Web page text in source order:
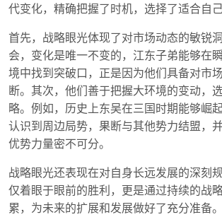
代变化，精确把握了时机，选择了适合自
首先，战略眼光体现了对市场动态的敏锐
会，变化是唯一不变的，江东子弟能够在
境中找到突破口，正是因为他们具备对市
断。其次，他们善于把握大环境的变动，
略。例如，历史上东吴在三国时期能够崛
认识到周边局势，果断与其他势力结盟，
优势力量密不可分。
战略眼光还表现在对自身长远发展的深刻
仅着眼于眼前的胜利，更是通过持续的战
累，为未来的扩展和发展做好了充分准备